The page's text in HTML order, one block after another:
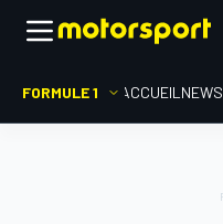
FORMULE 1 ACCUEIL NEWS